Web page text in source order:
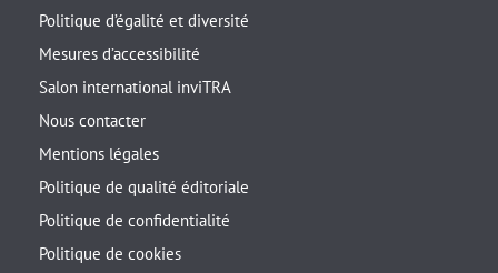
Politique d’égalité et diversité
Mesures d’accessibilité
Salon international inviTRA
Nous contacter
Mentions légales
Politique de qualité éditoriale
Politique de confidentialité
Politique de cookies